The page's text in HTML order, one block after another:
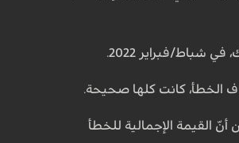
الخطأ، كانت كلها صحيحة.
القيمة الإجمالية للخطأ